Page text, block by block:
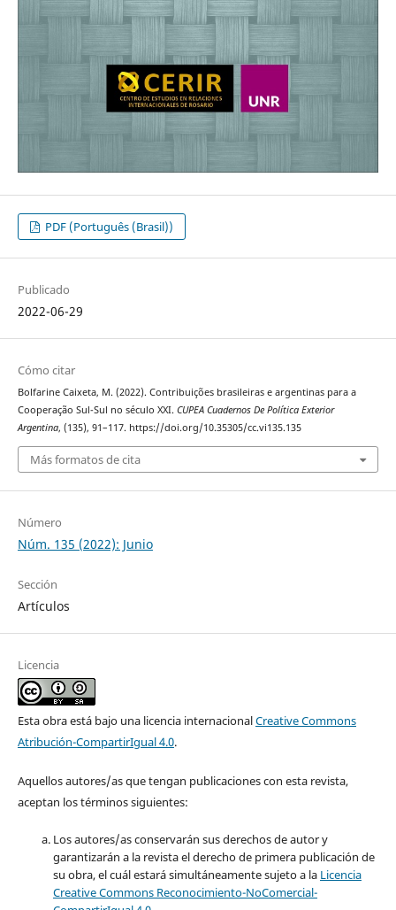
PDF (Português (Brasil))
Publicado
2022-06-29
Cómo citar
Bolfarine Caixeta, M. (2022). Contribuições brasileiras e argentinas para a
Cooperação Sul-Sul no século XXI. CUPEA Cuadernos De Política Exterior
Argentina, (135), 91–117. https://doi.org/10.35305/cc.vi135.135
Más formatos de cita
Número
Núm. 135 (2022): Junio
Sección
Artículos
Licencia
Esta obra está bajo una licencia internacionalCreative Commons
Atribución-CompartirIgual 4.0.
Aquellos autores/as que tengan publicaciones con esta revista,
aceptan los términos siguientes:
Los autores/as conservarán sus derechos de autor y
garantizarán a la revista el derecho de primera publicación de
su obra, el cuál estará simultáneamente sujeto a la Licencia
Creative Commons Reconocimiento-NoComercial-